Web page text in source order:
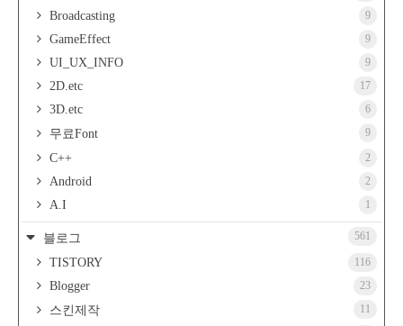
Broadcasting 9
GameEffect 9
UI_UX_INFO 9
2D.etc 17
3D.etc 6
무료Font 9
C++ 2
Android 2
A.I 1
블로그 561
TISTORY 116
Blogger 23
스킨제작 11